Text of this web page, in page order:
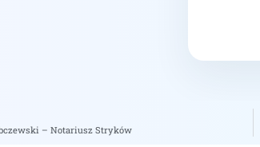
– Notariusz Stryków